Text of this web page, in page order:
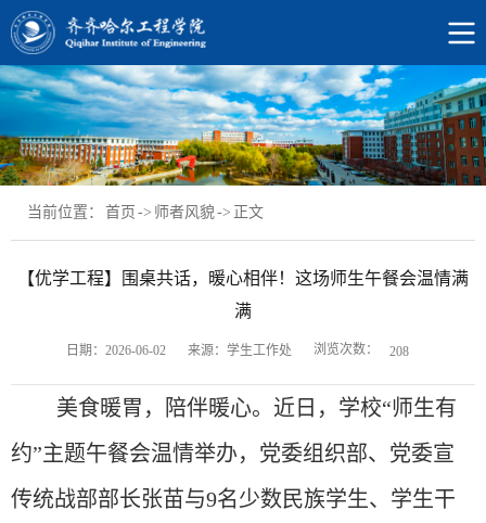
当前位置： 首页 -> 师者风貌-> 正文
【优学工程】围桌共话，暖心相伴！这场师生午餐会温情满
满
日期：2026-06-02 来源：学生工作处 浏览次数： 208
美食暖胃，陪伴暖心。 近日，学校“师生有
约”主题午餐会温情举办，党委组织部、党委宣
传统战部部长张苗与9名少数民族学生、学生干